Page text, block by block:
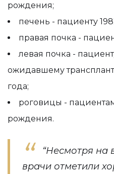
рождения;
печень - пациенту
правая почка -
левая почка -
ожидавшему
года;
роговицы -
рождения.
“Несмотря на
врачи отметили